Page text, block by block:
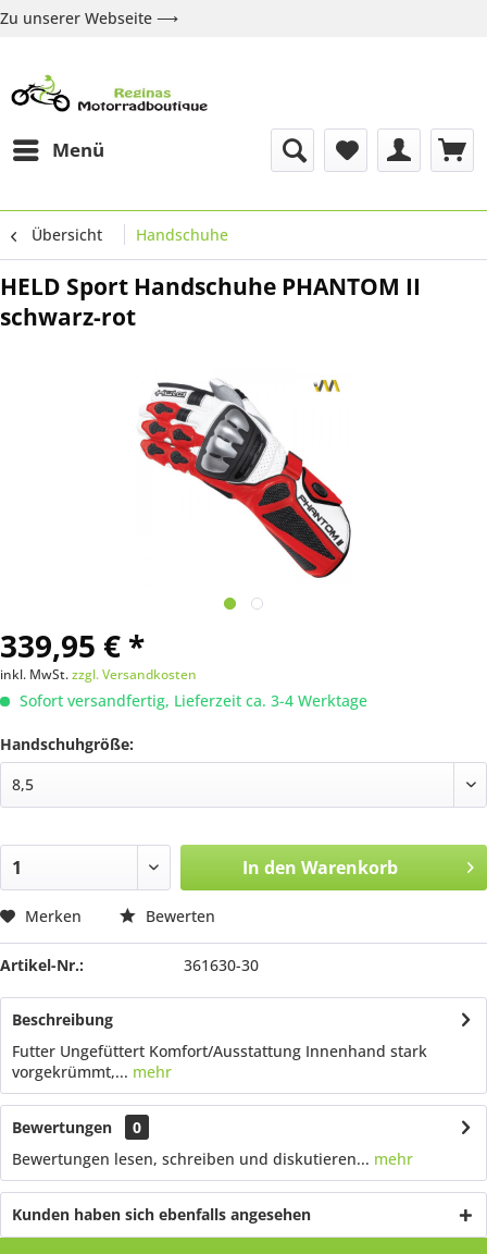
Zu unserer Webseite ⟶
Menü
Übersicht Handschuhe
HELD Sport Handschuhe PHANTOM II
schwarz-rot
339,95 € *
inkl. MwSt.zzgl. Versandkosten
Sofort versandfertig, Lieferzeit ca. 3-4 Werktage
Handschuhgröße:
In den Warenkorb
Merken Bewerten
Artikel-Nr.: 361630-30
Beschreibung
Futter Ungefüttert Komfort/Ausstattung Innenhand stark
vorgekrümmt,... mehr
Bewertungen
0
Bewertungen lesen, schreiben und diskutieren... mehr
Kunden haben sich ebenfalls angesehen